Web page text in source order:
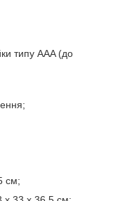
типу AAA (до
см;